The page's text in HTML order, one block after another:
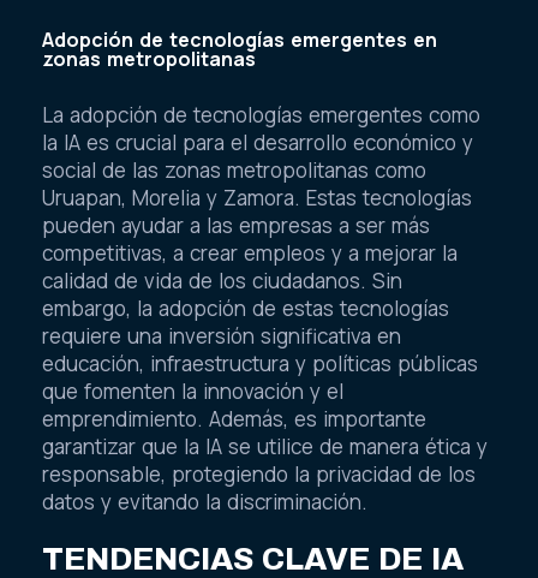
Adopción de tecnologías emergentes en
zonas metropolitanas
La adopción de tecnologías emergentes como
la IA es crucial para el desarrollo económico y
social de las zonas metropolitanas como
Uruapan, Morelia y Zamora. Estas tecnologías
pueden ayudar a las empresas a ser más
competitivas, a crear empleos y a mejorar la
calidad de vida de los ciudadanos. Sin
embargo, la adopción de estas tecnologías
requiere una inversión significativa en
educación, infraestructura y políticas públicas
que fomenten la innovación y el
emprendimiento. Además, es importante
garantizar que la IA se utilice de manera ética y
responsable, protegiendo la privacidad de los
datos y evitando la discriminación.
TENDENCIAS CLAVE DE IA